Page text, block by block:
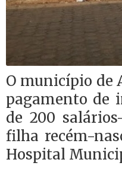
O município de
pagamento de
de 200
filha recém-
Hospital